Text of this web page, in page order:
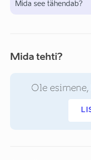
Mida see tähendab?
Mida tehti?
Ole